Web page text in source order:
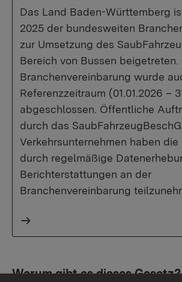
Das Land Baden-Württemberg
2025 der bundesweiten
zur Umsetzung des
Bereich von Bussen beigetreten.
Branchenvereinbarung wurde
Referenzzeitraum (01.01.2026 –
abgeschlossen. Öffentliche
durch das
Verkehrsunternehmen haben
durch regelmäßige
Berichterstattungen an der
Branchenvereinbarung
Warum gibt es dieses Gesetz?